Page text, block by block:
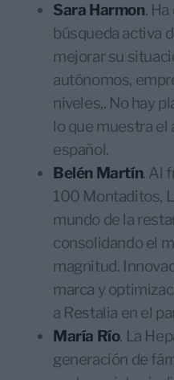
Sara Harmon.
búsqueda activa
mejorar su
autónomos,
niveles,. No hay
lo que muestra el
español.
Belén Martín. Al
100 Montaditos,
mundo de la
consolidando el
magnitud.
marca y
a Restalia en el
María Río. La
generación de